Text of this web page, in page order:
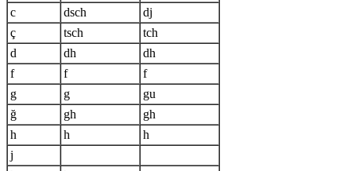
c
dsch
dj
ç
tsch
tch
d
dh
dh
f
f
f
g
g
gu
ğ
gh
gh
h
h
h
j